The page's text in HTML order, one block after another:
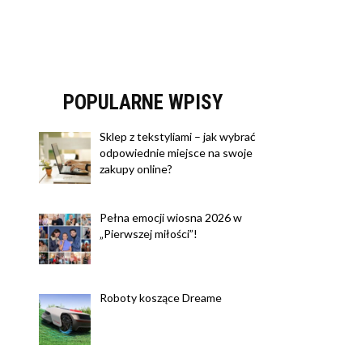
POPULARNE WPISY
Sklep z tekstyliami – jak wybrać
odpowiednie miejsce na swoje
zakupy online?
Pełna emocji wiosna 2026 w
„Pierwszej miłości”!
Roboty koszące Dreame